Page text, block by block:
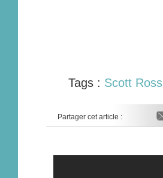
Tags : Scott Ross
Partager cet article :